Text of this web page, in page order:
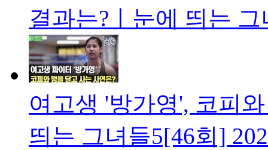
결과는?ㅣ눈에 띄는
여고생 '방가영', 코피
띄는 그녀들5[46회]